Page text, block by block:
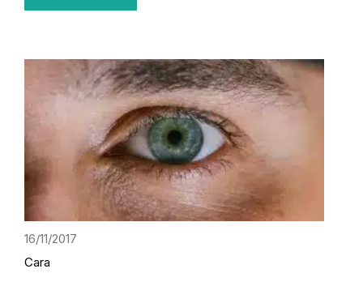
16/11/2017
Cara